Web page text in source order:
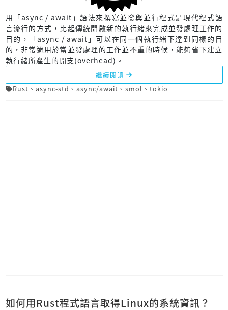
用「async / await」語法來撰寫並發與並行程式是現代程式語
言流行的方式，比起傳統開啟新的執行緒來完成並發處理工作的
目的，「async / await」可以在同一個執行緒下達到同樣的目
的，非常適用於當並發處理的工作並不重的時候，能夠省下建立
執行緒所產生的開支(overhead)。
繼續閱讀
Rust 、 async-std 、 async/await 、 smol 、 tokio
如何用Rust程式語言取得Linux的系統資訊？